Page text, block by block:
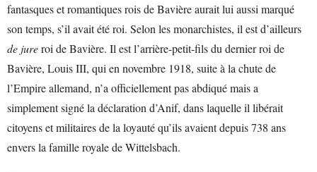
fantasques et romantiques rois de Bavière aurait lui aussi marqué
son temps, s’il avait été roi. Selon les monarchistes, il est d’ailleurs
de jureroi de Bavière. Il est l’arrière-petit-fils du dernier roi de
Bavière, Louis III, qui en novembre 1918, suite à la chute de
l’Empire allemand, n’a officiellement pas abdiqué mais a
simplement signé la déclaration d’Anif, dans laquelle il libérait
citoyens et militaires de la loyauté qu’ils avaient depuis 738 ans
envers la famille royale de Wittelsbach.